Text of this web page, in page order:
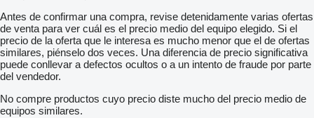
Antes de confirmar una compra, revise detenidamente varias ofertas
de venta para ver cuál es el precio medio del equipo elegido. Si el
precio de la oferta que le interesa es mucho menor que el de ofertas
similares, piénselo dos veces. Una diferencia de precio significativa
puede conllevar a defectos ocultos o a un intento de fraude por parte
del vendedor.
No compre productos cuyo precio diste mucho del precio medio de
equipos similares.